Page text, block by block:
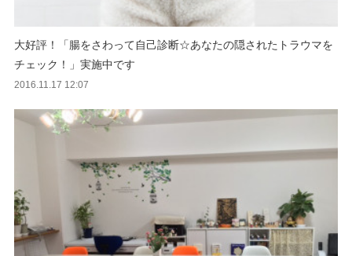
大好評！「腸をさわって自己診断☆あなたの隠されたトラウマを
チェック！」実施中です
2016.11.17 12:07